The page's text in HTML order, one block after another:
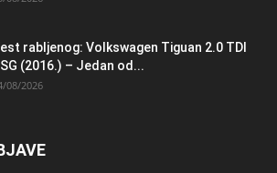
rabljenog: Volkswagen Tiguan 2.0 TDI
(2016.) – Jedan od...
08/2026